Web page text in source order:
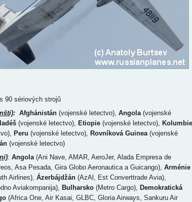
90 sériových strojů
: Afghánistán (vojenské letectvo), Angola (vojenské
(vojenské letectvo), Etiopie(vojenské letectvo), Kolumbie
Peru (vojenské letectvo), Rovníková Guinea (vojenské
(vojenské letectvo)
: Angola (Ani Nave, AMAR, AeroJer, Alada Empresa de
Asa Pesada, Gira Globo Aeronautica a Guicango), Arménie
Airlines), Ázerbájdžán (AzAl, Est Converttrade Avia),
Aviakompanija), Bulharsko(Metro Cargo), Demokratická
(Africa One, Air Kasai, GLBC, Gloria Airways, Sankuru Air